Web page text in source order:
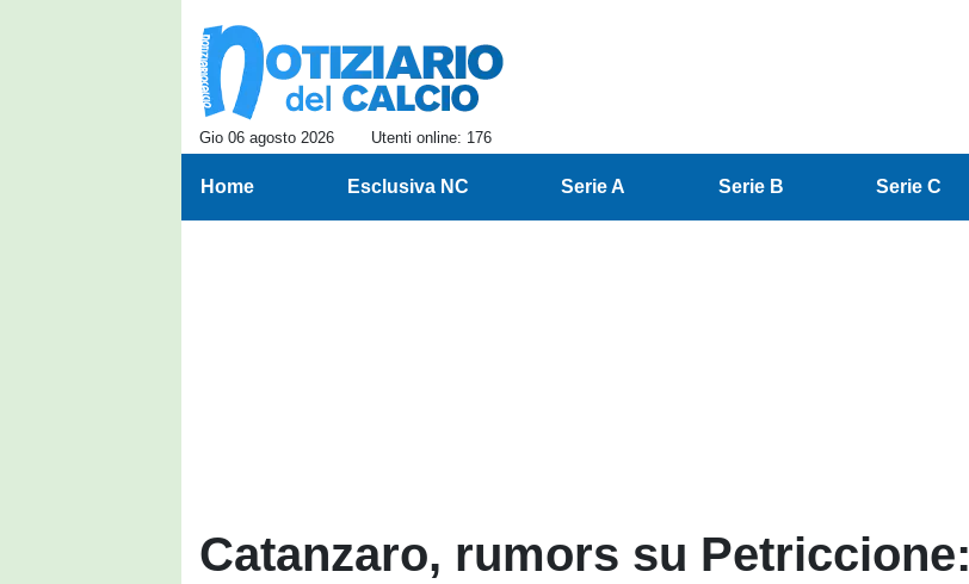
Gio 06 agosto 2026 Utenti online: 176
Home Esclusiva NC Serie A Serie B Serie C
Catanzaro, rumors su Petriccione: